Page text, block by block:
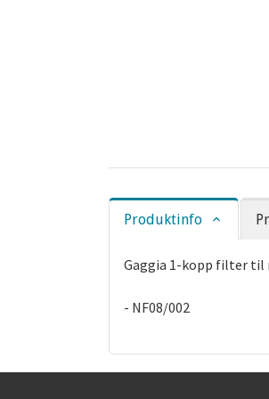
Produktinfo
Gaggia 1-kopp filter til
- NF08/002